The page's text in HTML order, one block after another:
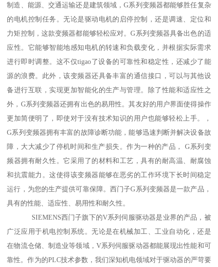
制造、能源、交通运输还是建筑领域，G系列变频器都能够胜任复杂
的电机控制任务。无论是驱动电机的启停控制，还是调速、定位和
力矩控制，这款变频器都能够轻松应对。G系列变频器具备出色的适
应性。它能够智能地感知电机的转速和负载变化，并根据实际需求
进行即时调整。这不仅tigao了设备的可靠性和稳定性，还减少了能
源的浪费。此外，该变频器还具备丰富的通信接口，可以与其他设
备进行互联，实现更加智能化的生产与管理。除了性能和适应性之
外，G系列变频器还拥有出色的易用性。其友好的用户界面使得操作
更加简便明了，即使对于没有技术知识的用户也能够轻松上手。，
G系列变频器拥有丰富的故障诊断功能，能够迅速判断并解决设备故
障，大大减少了停机时间和生产损失。作为一种的产品， G系列变
频器拥有耐久性。它采用了的材料和工艺，具有的耐高温、耐腐蚀
和抗震能力。这使得该变频器能够在恶劣的工作环境下长时间稳定
运行，为您的生产提供可靠保障。西门子G系列变频器是一款产品，
具有的性能、适应性、易用性和耐久性。
SIEMENS西门子旗下的V系列伺服驱动器是业界的产品，被
广泛应用于机电控制系统。无论是在机械加工、工业自动化，还是
在物流仓储、制造业等领域，V系列伺服驱动器都能展现出性能和可
靠性。作为的PLC技术参数，我们深知机电领域对于驱动器的严苛要